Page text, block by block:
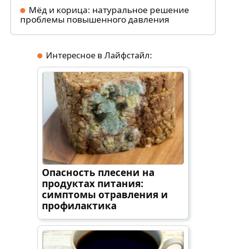
Мёд и корица: натуральное решение
проблемы повышенного давления
Интересное в Лайфстайл:
Опасность плесени на
продуктах питания:
симптомы отравления и
профилактика